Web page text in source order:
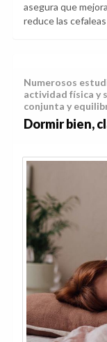
asegura que
reduce las
Numerosos
actividad física y
conjunta y
Dormir bien,